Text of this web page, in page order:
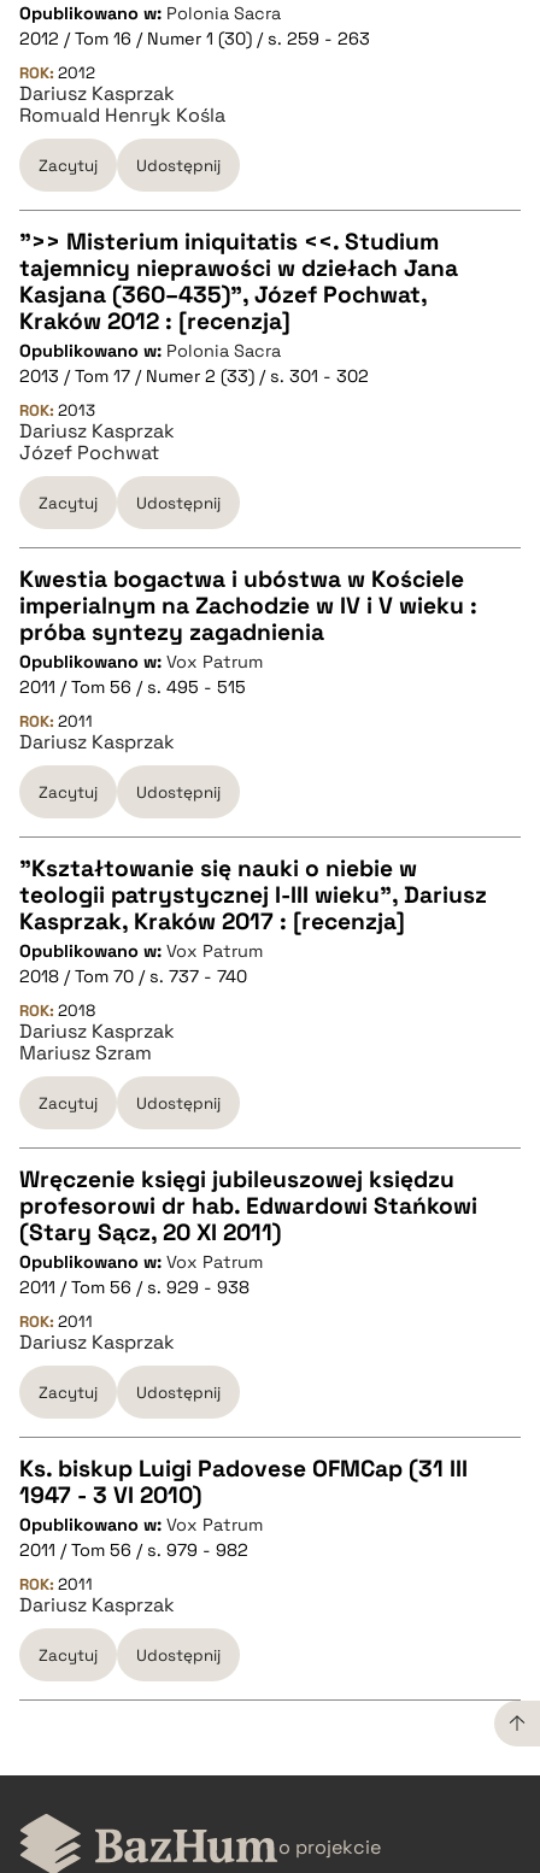
pobierz cytat
BIBTEX
pobierz cytat
Opublikowano w: Polonia Sacra
2012 / Tom 16 / Numer 1 (30) / s. 259 - 263
ROK: 2012
Dariusz Kasprzak
Romuald Henryk Kośla
Zacytuj Udostępnij
CZYSTY TEKST
pobierz cytat
BIBTEX
pobierz cytat
">> Misterium iniquitatis <<. Studium
tajemnicy nieprawości w dziełach Jana
Kasjana (360–435)", Józef Pochwat,
Kraków 2012 : [recenzja]
Opublikowano w: Polonia Sacra
2013 / Tom 17 / Numer 2 (33) / s. 301 - 302
ROK: 2013
Dariusz Kasprzak
Józef Pochwat
Zacytuj Udostępnij
CZYSTY TEKST
pobierz cytat
BIBTEX
pobierz cytat
Kwestia bogactwa i ubóstwa w Kościele
imperialnym na Zachodzie w IV i V wieku :
próba syntezy zagadnienia
Opublikowano w: Vox Patrum
2011 / Tom 56 / s. 495 - 515
ROK: 2011
Dariusz Kasprzak
Zacytuj Udostępnij
CZYSTY TEKST
pobierz cytat
BIBTEX
pobierz cytat
"Kształtowanie się nauki o niebie w
teologii patrystycznej I-III wieku", Dariusz
Kasprzak, Kraków 2017 : [recenzja]
Opublikowano w: Vox Patrum
2018 / Tom 70 / s. 737 - 740
ROK: 2018
Dariusz Kasprzak
Mariusz Szram
Zacytuj Udostępnij
CZYSTY TEKST
pobierz cytat
BIBTEX
pobierz cytat
Wręczenie księgi jubileuszowej księdzu
profesorowi dr hab. Edwardowi Stańkowi
(Stary Sącz, 20 XI 2011)
Opublikowano w: Vox Patrum
2011 / Tom 56 / s. 929 - 938
ROK: 2011
Dariusz Kasprzak
Zacytuj Udostępnij
CZYSTY TEKST
pobierz cytat
BIBTEX
Ks. biskup Luigi Padovese OFMCap (31 III
1947 - 3 VI 2010)
Opublikowano w: Vox Patrum
2011 / Tom 56 / s. 979 - 982
ROK: 2011
Dariusz Kasprzak
Zacytuj Udostępnij
CZYSTY TEKST
pobierz cytat o projekcie